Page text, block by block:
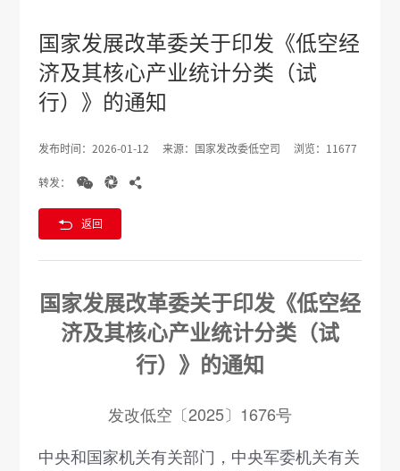
国家发展改革委关于印发《低空经
济及其核心产业统计分类（试
行）》的通知
发布时间：2026-01-12 来源：国家发改委低空司 浏览：11677
转发：   
 返回
国家发展改革委关于印发《低空经
济及其核心产业统计分类（试
行）》的通知
发改低空〔2025〕1676号
中央和国家机关有关部门，中央军委机关有关